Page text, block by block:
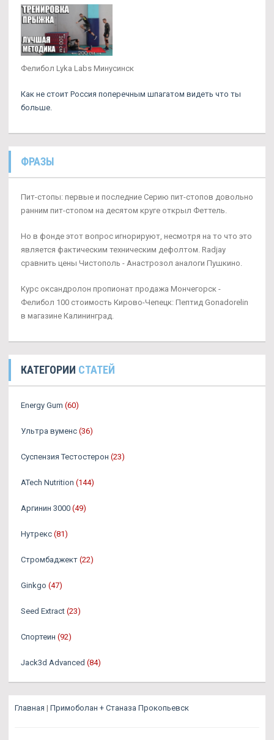
Фелибол Lyka Labs Минусинск
Как не стоит Россия поперечным шпагатом видеть что ты
больше.
ФРАЗЫ
Пит-стопы: первые и последние Серию пит-стопов довольно
ранним пит-стопом на десятом круге открыл Феттель.
Но в фонде этот вопрос игнорируют, несмотря на то что это
является фактическим техническим дефолтом. Radjay
сравнить цены Чистополь - Анастрозол аналоги Пушкино.
Курс оксандролон пропионат продажа Мончегорск -
Фелибол 100 стоимость Кирово-Чепецк: Пептид Gonadorelin
в магазине Калининград.
КАТЕГОРИИ СТАТЕЙ
Energy Gum (60)
Ультра вуменс (36)
Суспензия Тестостерон (23)
ATech Nutrition (144)
Аргинин 3000 (49)
Нутрекс (81)
Стромбаджект (22)
Ginkgo (47)
Seed Extract (23)
Спортеин (92)
Jack3d Advanced (84)
Главная | Примоболан + Станаза Прокопьевск